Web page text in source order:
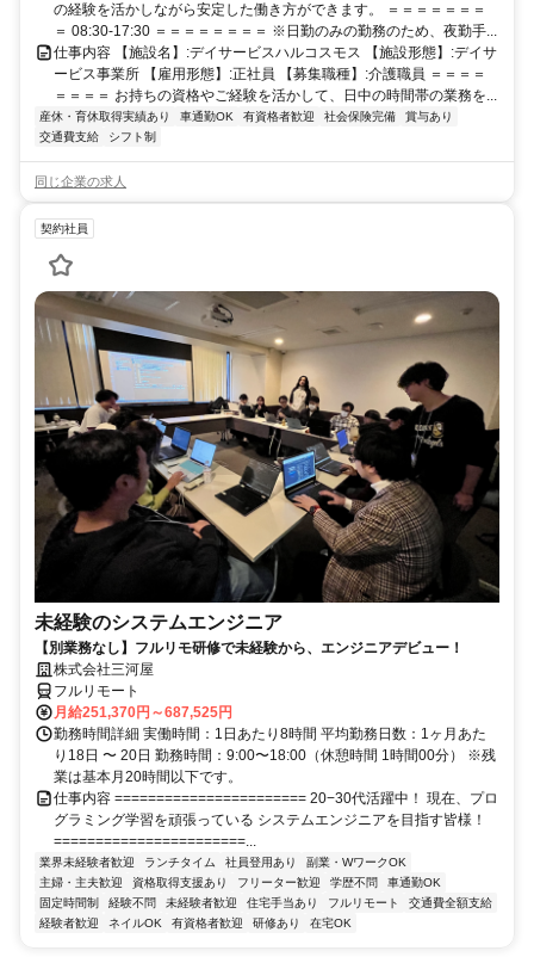
の経験を活かしながら安定した働き方ができます。 ＝＝＝＝＝＝＝
＝ 08:30-17:30 ＝＝＝＝＝＝＝＝ ※日勤のみの勤務のため、夜勤手...
仕事内容 【施設名】:デイサービスハルコスモス 【施設形態】:デイサ
ービス事業所 【雇用形態】:正社員 【募集職種】:介護職員 ＝＝＝＝
＝＝＝＝ お持ちの資格やご経験を活かして、日中の時間帯の業務を...
産休・育休取得実績あり 車通勤OK 有資格者歓迎 社会保険完備
賞与あり
交通費支給
シフト制
同じ企業の求人
契約社員
未経験のシステムエンジニア
【別業務なし】フルリモ研修で未経験から、エンジニアデビュー！
株式会社三河屋
フルリモート
月給251,370円～687,525円
勤務時間詳細 実働時間：1日あたり8時間 平均勤務日数：1ヶ月あた
り18日 〜 20日 勤務時間：9:00〜18:00（休憩時間 1時間00分） ※残
業は基本月20時間以下です。
仕事内容 ======================= 20−30代活躍中！ 現在、プロ
グラミング学習を頑張っている システムエンジニアを目指す皆様！
=======================...
業界未経験者歓迎 ランチタイム 社員登用あり
副業・WワークOK
主婦・主夫歓迎
資格取得支援あり フリーター歓迎 学歴不問
車通勤OK
固定時間制
経験不問 未経験者歓迎 住宅手当あり フルリモート
交通費全額支給
経験者歓迎
ネイルOK 有資格者歓迎 研修あり 在宅OK